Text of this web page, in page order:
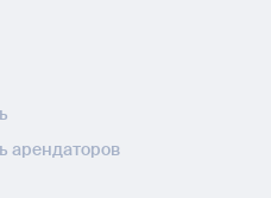
арендаторов